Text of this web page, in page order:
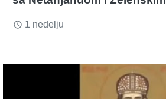
access_time 1 nedelju